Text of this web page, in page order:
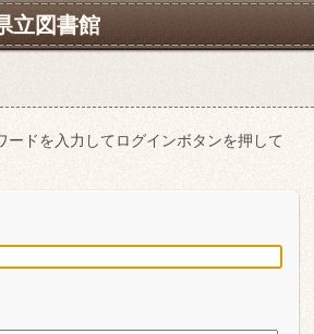
立図書館
ドを入力してログインボタンを押して